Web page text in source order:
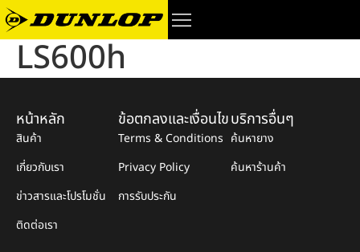
LS600h
หน้าหลัก
สินค้า
เกี่ยวกับเรา
ข่าวสารและโปรโมชั่น
ติดต่อเรา
ข้อตกลงและเงื่อนไข
Terms & Conditions
Privacy Policy
การรับประกัน
บริการอื่นๆ
ค้นหายาง
ค้นหาร้านค้า